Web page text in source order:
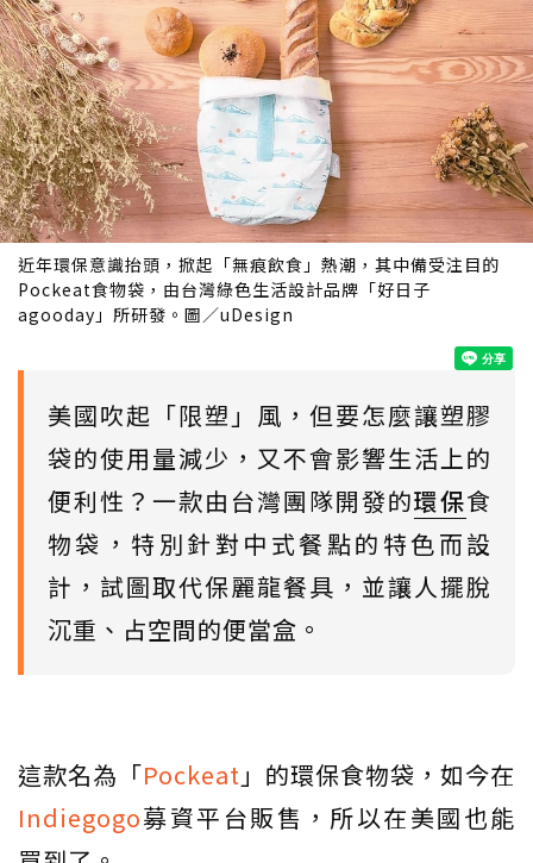
近年環保意識抬頭，掀起「無痕飲食」熱潮，其中備受注目的
Pockeat食物袋，由台灣綠色生活設計品牌「好日子
agooday」所研發。圖／uDesign
美國吹起「限塑」風，但要怎麼讓塑膠
袋的使用量減少，又不會影響生活上的
便利性？一款由台灣團隊開發的環保食
物袋，特別針對中式餐點的特色而設
計，試圖取代保麗龍餐具，並讓人擺脫
沉重、占空間的便當盒。
這款名為「Pockeat 」的環保食物袋，如今在
Indiegogo募資平台販售，所以在美國也能